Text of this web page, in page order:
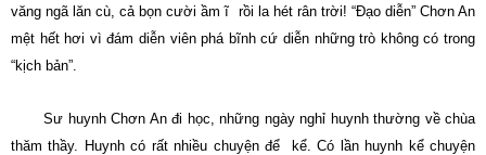
văng ngã lăn cù, cả bọn cười ầm ĩ rồi la hét rân trời! “Ðạo diễn” Chơn An
mệt hết hơi vì đám diễn viên phá bĩnh cứ diễn những trò không có trong
“kịch bản”.
Sư huynh Chơn An đi học, những ngày nghỉ huynh thường về chùa
thăm thầy. Huynh có rất nhiều chuyện để kể. Có lần huynh kể chuyện